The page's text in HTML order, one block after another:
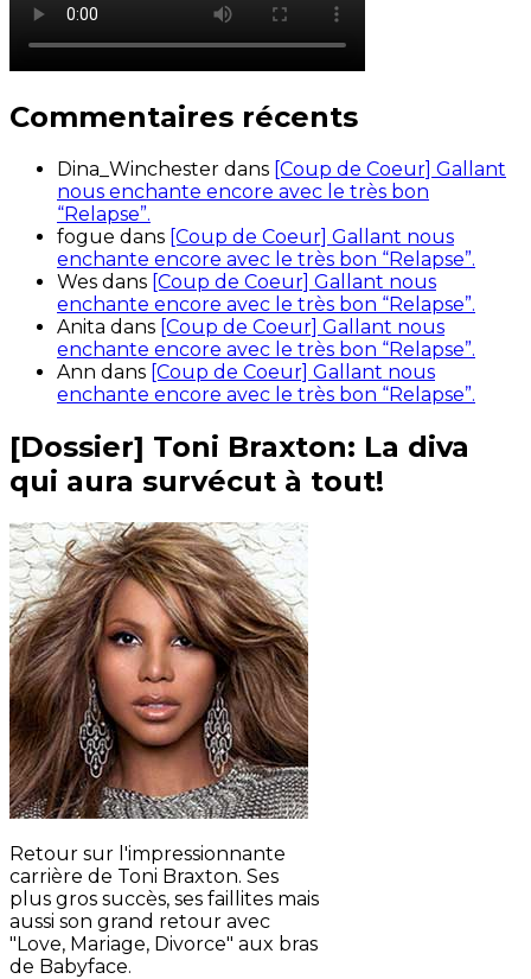
Commentaires récents
Dina_Winchester dans [Coup de Coeur] Gallant
nous enchante encore avec le très bon
“Relapse”.
fogue dans [Coup de Coeur] Gallant nous
enchante encore avec le très bon “Relapse”.
Wes dans [Coup de Coeur] Gallant nous
enchante encore avec le très bon “Relapse”.
Anita dans [Coup de Coeur] Gallant nous
enchante encore avec le très bon “Relapse”.
Ann dans [Coup de Coeur] Gallant nous
enchante encore avec le très bon “Relapse”.
[Dossier] Toni Braxton: La diva
qui aura survécut à tout!
Retour sur l'impressionnante
carrière de Toni Braxton. Ses
plus gros succès, ses faillites mais
aussi son grand retour avec
"Love, Mariage, Divorce" aux bras
de Babyface.